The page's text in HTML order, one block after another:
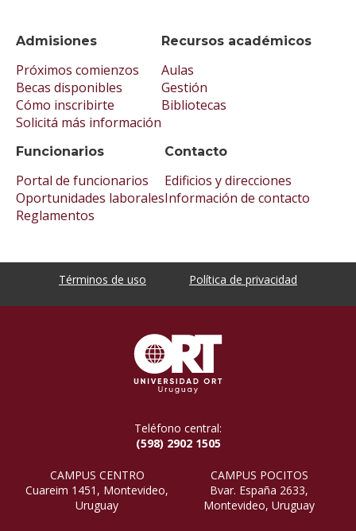
Admisiones
Próximos comienzos
Becas disponibles
Cómo inscribirte
Solicitá más información
Recursos académicos
Aulas
Gestión
Bibliotecas
Funcionarios
Portal de funcionarios
Oportunidades laborales
Reglamentos
Contacto
Edificios y direcciones
Información de contacto
Términos de uso Política de privacidad
Teléfono central:
(598) 2902 1505
CAMPUS CENTRO
Cuareim 1451, Montevideo,
Uruguay
CAMPUS POCITOS
Bvar. España 2633,
Montevideo, Uruguay